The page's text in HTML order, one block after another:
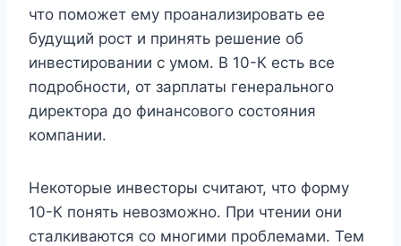
что поможет ему проанализировать ее
будущий рост и принять решение об
инвестировании с умом. В 10-К есть все
подробности, от зарплаты генерального
директора до финансового состояния
компании.
Некоторые инвесторы считают, что форму
10-К понять невозможно. При чтении они
сталкиваются со многими проблемами. Тем